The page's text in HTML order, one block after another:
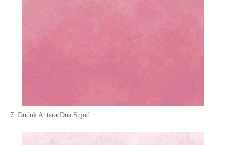
7. Duduk Antara Dua Sujud